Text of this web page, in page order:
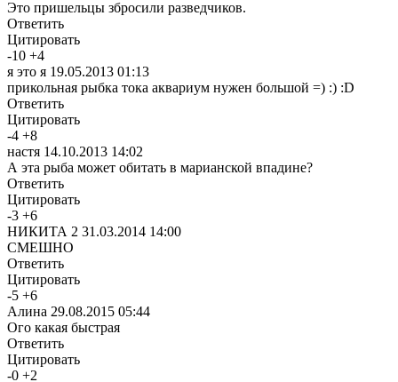
Это пришельцы збросили разведчиков.
Ответить
Цитировать
-10 +4
я это я 19.05.2013 01:13
прикольная рыбка тока аквариум нужен большой =) :) :D
Ответить
Цитировать
-4 +8
настя 14.10.2013 14:02
А эта рыба может обитать в марианской впадине?
Ответить
Цитировать
-3 +6
НИКИТА 2 31.03.2014 14:00
СМЕШНО
Ответить
Цитировать
-5 +6
Алина 29.08.2015 05:44
Ого какая быстрая
Ответить
Цитировать
-0 +2